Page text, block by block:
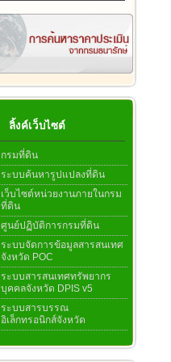
ลิ้งค์เว็บไซต์
กรมที่ดิน
ระบบค้นหารูปแปลงที่ดิน
เว็บไซต์หน่วยงานภายในกรม
ที่ดิน
ศูนย์ปฏิบัติการกรมที่ดิน
ระบบจัดการข้อมูลสารสนเทศ
จังหวัด POC
ระบบสารสนเทศทรัพยากร
บุคคลจังหวัด DPIS v5
ระบบสารบรรณ
อิเล็กทรอนิกส์จังหวัด